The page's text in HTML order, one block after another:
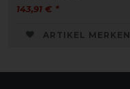
143,91 € *
ARTIKEL MERKEN